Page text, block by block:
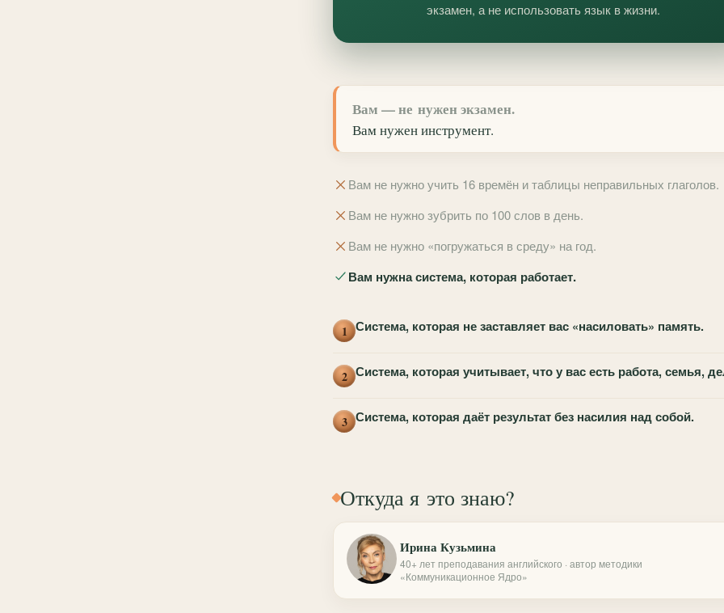
экзамен, а не использовать язык в жизни.
Вам — не нужен экзамен.
Вам нуженинструмент.
Вам не нужно учить 16 времён и таблицы неправильных глаголов.
Вам не нужно зубрить по 100 слов в день.
Вам не нужно «погружаться в среду» на год.
Вам нужна система, которая работает.
1 Система, которая не заставляет вас «насиловать» память.
2 Система, которая учитывает, что у вас есть работа, семья,
3 Система, которая даёт результат без насилия над собой.
Откуда я это знаю?
Ирина Кузьмина
40+ лет преподавания английского · автор методики
«Коммуникационное Ядро»